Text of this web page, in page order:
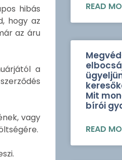
hibás
hogy az
az áru
a
vagy
READ
Mit
bírói
READ